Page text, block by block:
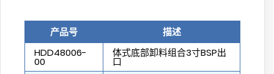
产品号
描述
HDD48006-
00
体式底部卸料组合3寸BSP出
口